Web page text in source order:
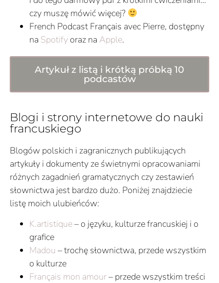
czy muszę mówić więcej?
French Podcast Français avec Pierre, dostępny
na Spotify oraz na Apple.
Artykuł z listą i krótką próbką 10
podcastów
Blogi i strony internetowe do nauki
francuskiego
Blogów polskich i zagranicznych publikujących
artykuły i dokumenty ze świetnymi opracowaniami
różnych zagadnień gramatycznych czy zestawień
słownictwa jest bardzo dużo. Poniżej znajdziecie
listę moich ulubieńców:
K.artistique– o języku, kulturze francuskiej i o
grafice
Madou – trochę słownictwa, przede wszystkim
o kulturze
Français mon amour– przede wszystkim treści